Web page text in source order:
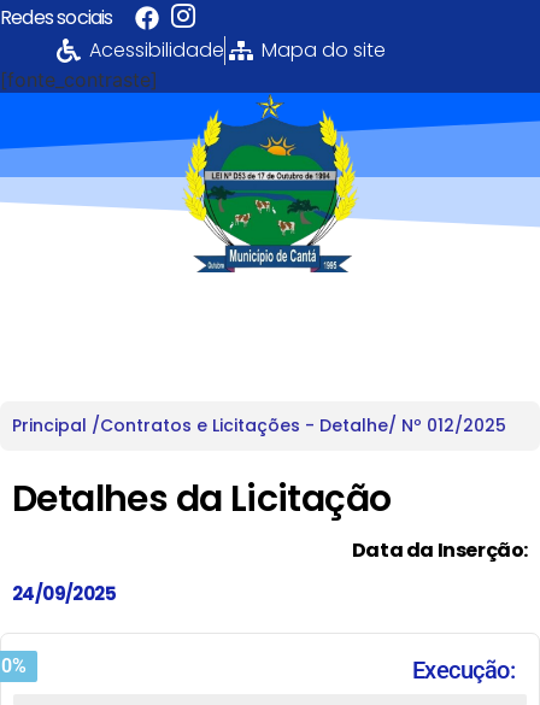
Redes sociais
Acessibilidade
Mapa do site
[fonte_contraste]
Principal /Contratos e Licitações - Detalhe/ Nº 012/2025
Detalhes da Licitação
Data da Inserção:
24/09/2025
Execução:
0%